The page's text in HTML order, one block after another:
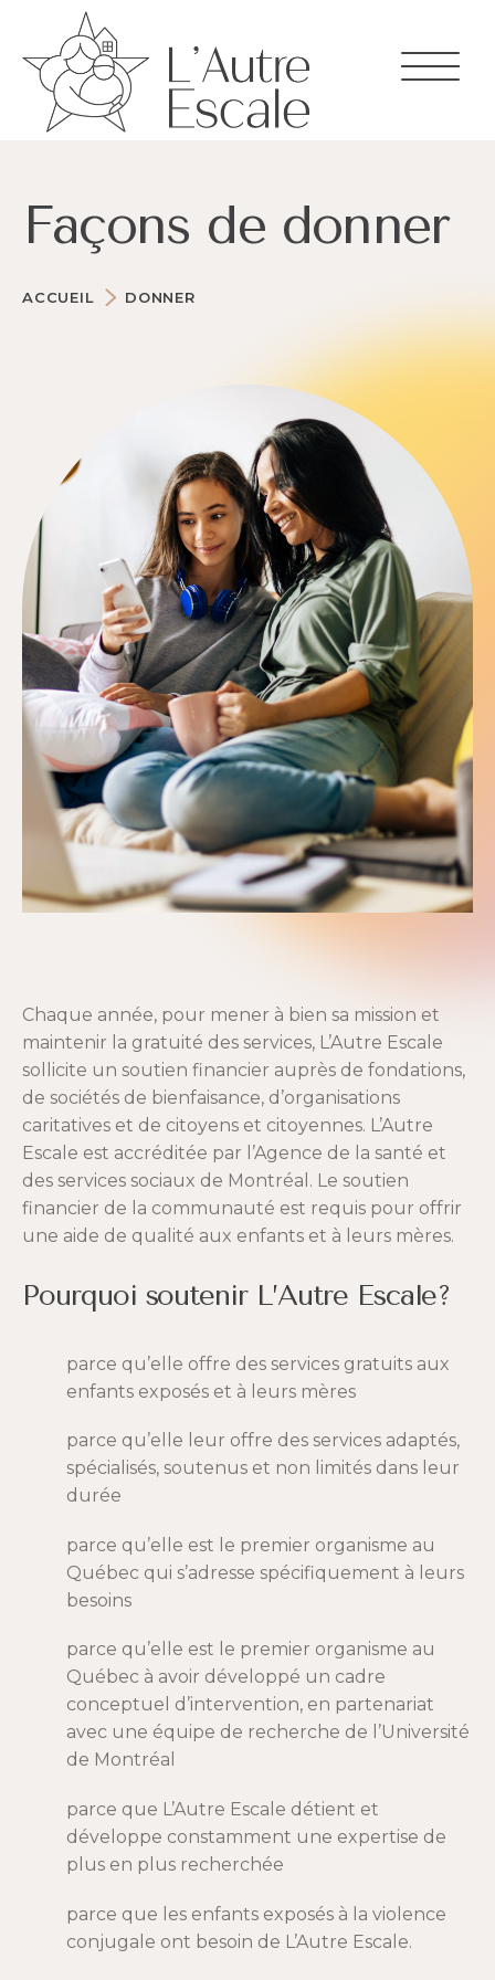
content
Façons de donner
ACCUEIL DONNER
Chaque année, pour mener à bien sa mission et
maintenir la gratuité des services, L’Autre Escale
sollicite un soutien financier auprès de fondations,
de sociétés de bienfaisance, d’organisations
caritatives et de citoyens et citoyennes. L’Autre
Escale est accréditée par l’Agence de la santé et
des services sociaux de Montréal. Le soutien
financier de la communauté est requis pour offrir
une aide de qualité aux enfants et à leurs mères.
Pourquoi soutenir L’Autre Escale?
parce qu’elle offre des services gratuits aux
enfants exposés et à leurs mères
parce qu’elle leur offre des services adaptés,
spécialisés, soutenus et non limités dans leur
durée
parce qu’elle est le premier organisme au
Québec qui s’adresse spécifiquement à leurs
besoins
parce qu’elle est le premier organisme au
Québec à avoir développé un cadre
conceptuel d’intervention, en partenariat
avec une équipe de recherche de l’Université
de Montréal
parce que L’Autre Escale détient et
développe constamment une expertise de
plus en plus recherchée
parce que les enfants exposés à la violence
conjugale ont besoin de L’Autre Escale.